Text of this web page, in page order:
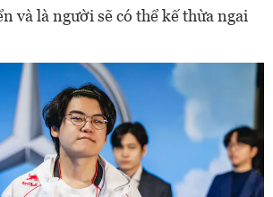
và là người sẽ có thể kế thừa ngai